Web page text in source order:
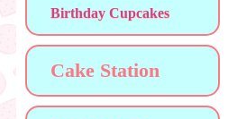
Birthday Cupcakes
Cake Station